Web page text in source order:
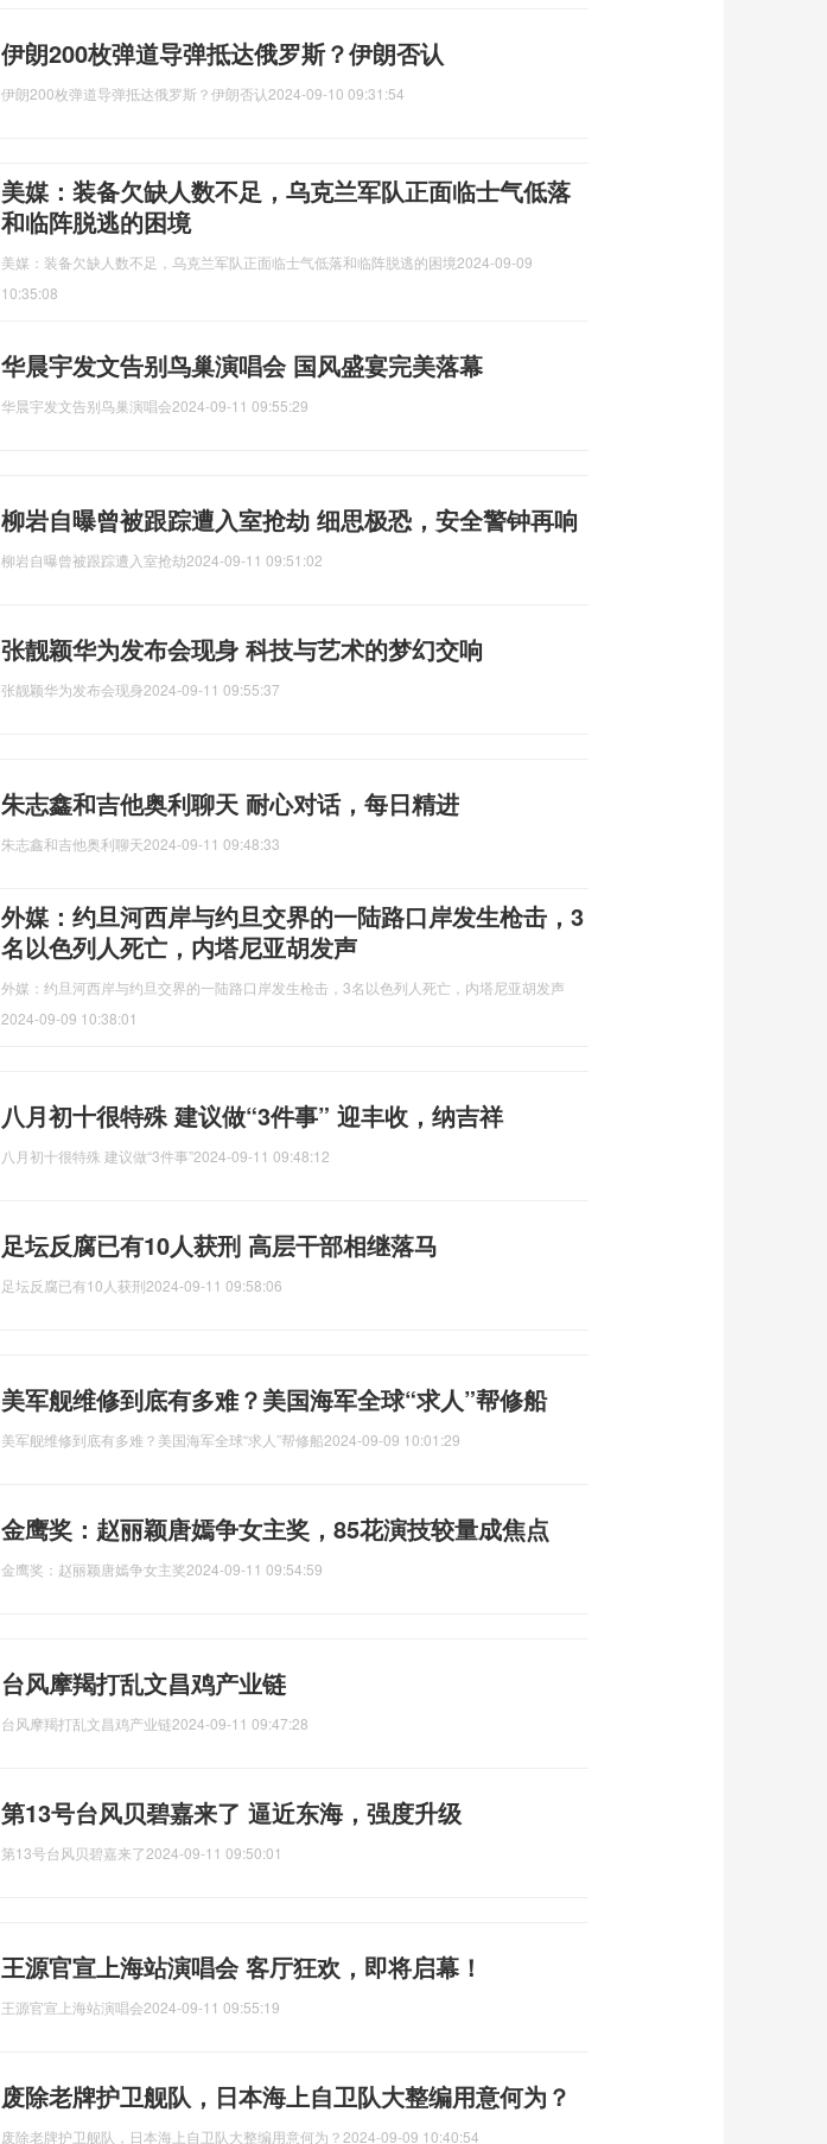
伊朗200枚弹道导弹抵达俄罗斯？伊朗否认
伊朗200枚弹道导弹抵达俄罗斯？伊朗否认2024-09-10 09:31:54
美媒：装备欠缺人数不足，乌克兰军队正面临士气低落
和临阵脱逃的困境
美媒：装备欠缺人数不足，乌克兰军队正面临士气低落和临阵脱逃的困境2024-09-09
10:35:08
华晨宇发文告别鸟巢演唱会 国风盛宴完美落幕
华晨宇发文告别鸟巢演唱会2024-09-11 09:55:29
柳岩自曝曾被跟踪遭入室抢劫 细思极恐，安全警钟再响
柳岩自曝曾被跟踪遭入室抢劫2024-09-11 09:51:02
张靓颖华为发布会现身 科技与艺术的梦幻交响
张靓颖华为发布会现身2024-09-11 09:55:37
朱志鑫和吉他奥利聊天 耐心对话，每日精进
朱志鑫和吉他奥利聊天2024-09-11 09:48:33
外媒：约旦河西岸与约旦交界的一陆路口岸发生枪击，3
名以色列人死亡，内塔尼亚胡发声
外媒：约旦河西岸与约旦交界的一陆路口岸发生枪击，3名以色列人死亡，内塔尼亚胡发声
2024-09-09 10:38:01
八月初十很特殊 建议做“3件事” 迎丰收，纳吉祥
八月初十很特殊 建议做“3件事”2024-09-11 09:48:12
足坛反腐已有10人获刑 高层干部相继落马
足坛反腐已有10人获刑2024-09-11 09:58:06
美军舰维修到底有多难？美国海军全球“求人”帮修船
美军舰维修到底有多难？美国海军全球“求人”帮修船2024-09-09 10:01:29
金鹰奖：赵丽颖唐嫣争女主奖，85花演技较量成焦点
金鹰奖：赵丽颖唐嫣争女主奖2024-09-11 09:54:59
台风摩羯打乱文昌鸡产业链
台风摩羯打乱文昌鸡产业链2024-09-11 09:47:28
第13号台风贝碧嘉来了 逼近东海，强度升级
第13号台风贝碧嘉来了2024-09-11 09:50:01
王源官宣上海站演唱会 客厅狂欢，即将启幕！
王源官宣上海站演唱会2024-09-11 09:55:19
废除老牌护卫舰队，日本海上自卫队大整编用意何为？
废除老牌护卫舰队，日本海上自卫队大整编用意何为？ 2024-09-09 10:40:54